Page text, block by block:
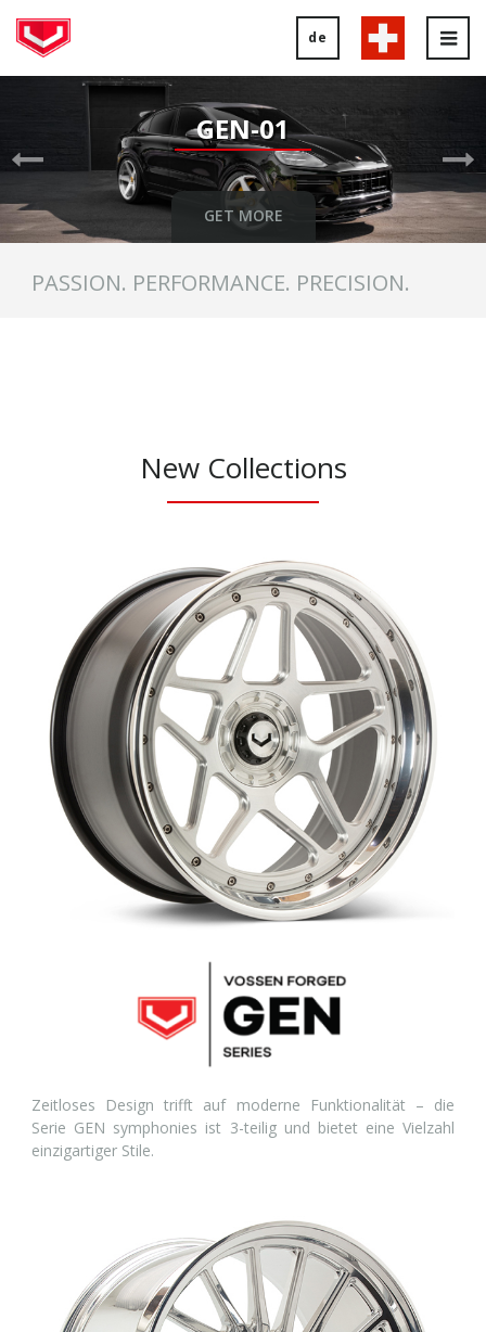
de
GEN-01
GET MORE
Previous
PASSION. PERFORMANCE. PRECISION.
New Collections
Zeitloses Design trifft auf moderne Funktionalität – die
Serie GEN symphonies ist 3-teilig und bietet eine Vielzahl
einzigartiger Stile.